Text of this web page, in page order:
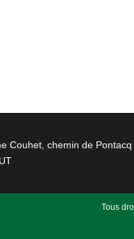
Couhet, chemin de
Tous